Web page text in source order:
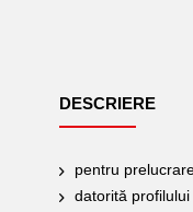
DESCRIERE
pentru
datorită